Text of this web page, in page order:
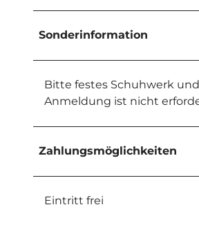
Sonderinformation
Bitte festes Schuhwerk
Anmeldung ist nicht
Zahlungsmöglichkeiten
Eintritt frei